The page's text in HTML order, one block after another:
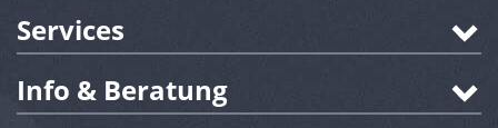
Services
Info & Beratung